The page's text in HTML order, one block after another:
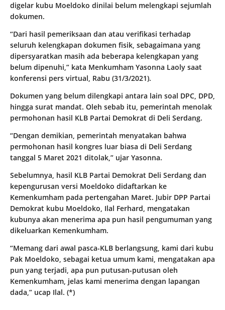
digelar kubu Moeldoko dinilai belum melengkapi sejumlah
dokumen.
“Dari hasil pemeriksaan dan atau verifikasi terhadap
seluruh kelengkapan dokumen fisik, sebagaimana yang
dipersyaratkan masih ada beberapa kelengkapan yang
belum dipenuhi,” kata Menkumham Yasonna Laoly saat
konferensi pers virtual, Rabu (31/3/2021).
Dokumen yang belum dilengkapi antara lain soal DPC, DPD,
hingga surat mandat. Oleh sebab itu, pemerintah menolak
permohonan hasil KLB Partai Demokrat di Deli Serdang.
“Dengan demikian, pemerintah menyatakan bahwa
permohonan hasil kongres luar biasa di Deli Serdang
tanggal 5 Maret 2021 ditolak,” ujar Yasonna.
Sebelumnya, hasil KLB Partai Demokrat Deli Serdang dan
kepengurusan versi Moeldoko didaftarkan ke
Kemenkumham pada pertengahan Maret. Jubir DPP Partai
Demokrat kubu Moeldoko, Ilal Ferhard, mengatakan
kubunya akan menerima apa pun hasil pengumuman yang
dikeluarkan Kemenkumham.
“Memang dari awal pasca-KLB berlangsung, kami dari kubu
Pak Moeldoko, sebagai ketua umum kami, mengatakan apa
pun yang terjadi, apa pun putusan-putusan oleh
Kemenkumham, jelas kami menerima dengan lapangan
dada,” ucap Ilal. (*)